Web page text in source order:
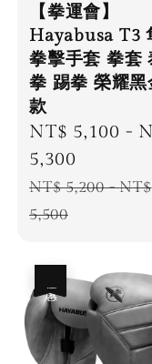
【拳運會】
Hayabusa T3
拳擊手套 拳套
拳 踢拳 榮耀黑
款
Sale
price
NT$ 5,100 -
5,300
Regular
price
NT$ 5,200-NT$
5,500